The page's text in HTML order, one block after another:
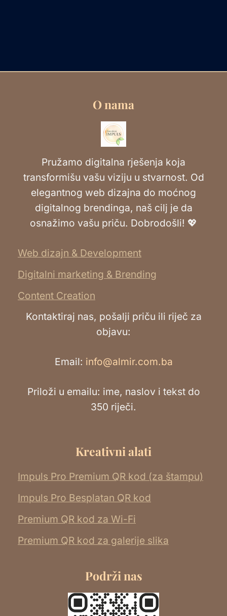
O nama
Pružamo digitalna rješenja koja
transformišu vašu viziju u stvarnost. Od
elegantnog web dizajna do moćnog
digitalnog brendinga, naš cilj je da
osnažimo vašu priču. Dobrodošli! 💖
Web dizajn & Development
Digitalni marketing & Brending
Content Creation
Kontaktiraj nas, pošalji priču ili riječ za
objavu:
Email: info@almir.com.ba
Priloži u emailu: ime, naslov i tekst do
350 riječi.
Kreativni alati
Impuls Pro Premium QR kod (za štampu)
Impuls Pro Besplatan QR kod
Premium QR kod za Wi-Fi
Premium QR kod za galerije slika
Podrži nas